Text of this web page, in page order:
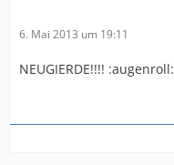
6. Mai 2013 um 19:11
NEUGIERDE!!!! :augenroll: